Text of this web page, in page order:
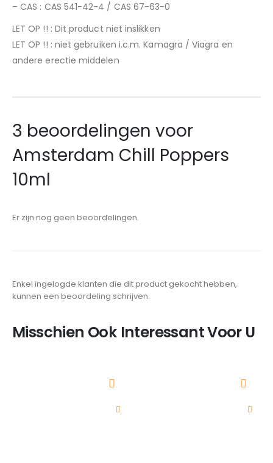
– CAS : CAS 541-42-4 / CAS 67-63-0
LET OP !! : Dit product niet inslikken
LET OP !! : niet gebruiken i.c.m. Kamagra / Viagra en
andere erectie middelen
3 beoordelingen voor
Amsterdam Chill Poppers
10ml
Er zijn nog geen beoordelingen.
Enkel ingelogde klanten die dit product gekocht hebben,
kunnen een beoordeling schrijven.
Misschien Ook Interessant Voor U